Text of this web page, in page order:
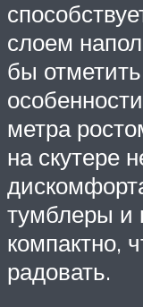
слоем
бы
метра
на скутере
тумблеры и
компактно,
радовать.